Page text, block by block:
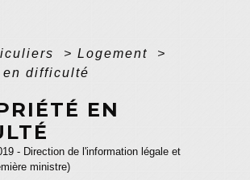
> Logement
>
en difficulté
EN
- Direction de l'information légale et
ministre)